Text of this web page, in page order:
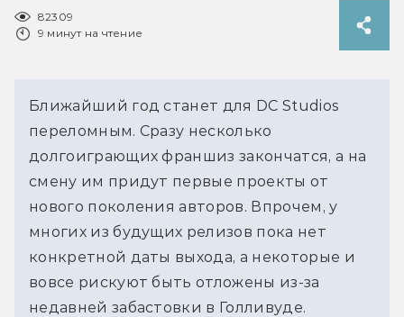
82309
9 минут на чтение
Ближайший год станет для DC Studios
переломным. Сразу несколько
долгоиграющих франшиз закончатся, а на
смену им придут первые проекты от
нового поколения авторов. Впрочем, у
многих из будущих релизов пока нет
конкретной даты выхода, а некоторые и
вовсе рискуют быть отложены из-за
недавней забастовки в Голливуде.